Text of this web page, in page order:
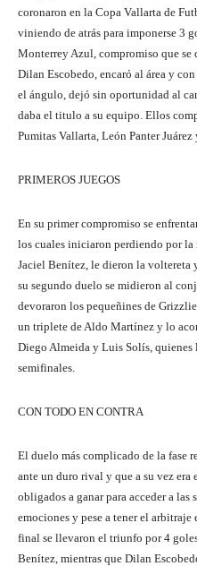
coronaron en la Copa Vallarta de
viniendo de atrás para imponerse 3
Monterrey Azul, compromiso que
Dilan Escobedo, encaró al área y
el ángulo, dejó sin oportunidad al
daba el titulo a su equipo. Ellos
Pumitas Vallarta, León Panter
PRIMEROS JUEGOS
En su primer compromiso se
los cuales iniciaron perdiendo por
Jaciel Benítez, le dieron la voltereta
su segundo duelo se midieron al
devoraron los pequeñines de
un triplete de Aldo Martínez y lo
Diego Almeida y Luis Solís, quienes
semifinales.
CON TODO EN CONTRA
El duelo más complicado de la fase
ante un duro rival y que a su vez era
obligados a ganar para acceder a
emociones y pese a tener el arbitraje
final se llevaron el triunfo por 4
Benítez, mientras que Dilan